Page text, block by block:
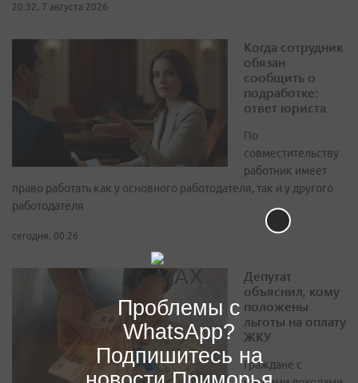
20:32, 7 августа 2026
Когда сотрудник
обязан
сообщить о
подработке:
ответ юриста
По
совместительству
работник имеет
право работать как у основного работодателя, так и у другого
работодателя
сегодня, 00:26
Депутат
объяснил, кому
положены
льготы на оплату
ЖКУ
Граждане с
Проблемы с
WhatsApp?
Подпишитесь на